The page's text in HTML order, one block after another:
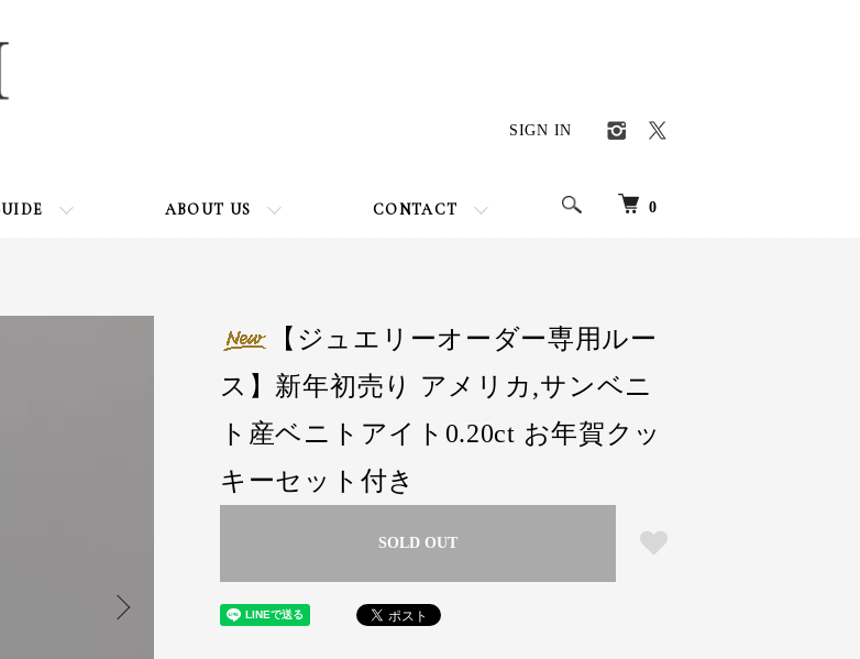
0
ABOUT US CONTACT
SIGN IN
【ジュエリーオーダー専用ルー
ス】新年初売り アメリカ,サンベニ
ト産ベニトアイト0.20ct お年賀クッ
キーセット付き
SOLD OUT